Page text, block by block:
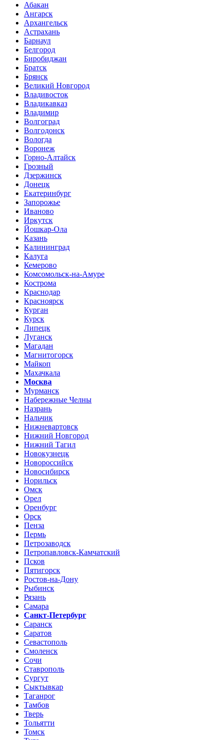
Абакан
Ангарск
Архангельск
Астрахань
Барнаул
Белгород
Биробиджан
Братск
Брянск
Великий Новгород
Владивосток
Владикавказ
Владимир
Волгоград
Волгодонск
Вологда
Воронеж
Горно-Алтайск
Грозный
Дзержинск
Донецк
Екатеринбург
Запорожье
Иваново
Иркутск
Йошкар-Ола
Казань
Калининград
Калуга
Кемерово
Комсомольск-на-Амуре
Кострома
Краснодар
Красноярск
Курган
Курск
Липецк
Луганск
Магадан
Магнитогорск
Майкоп
Махачкала
Москва
Мурманск
Набережные Челны
Назрань
Нальчик
Нижневартовск
Нижний Новгород
Нижний Тагил
Новокузнецк
Новороссийск
Новосибирск
Норильск
Омск
Орел
Оренбург
Орск
Пенза
Пермь
Петрозаводск
Петропавловск-Камчатский
Псков
Пятигорск
Ростов-на-Дону
Рыбинск
Рязань
Самара
Санкт-Петербург
Саранск
Саратов
Севастополь
Смоленск
Сочи
Ставрополь
Сургут
Сыктывкар
Таганрог
Тамбов
Тверь
Тольятти
Томск